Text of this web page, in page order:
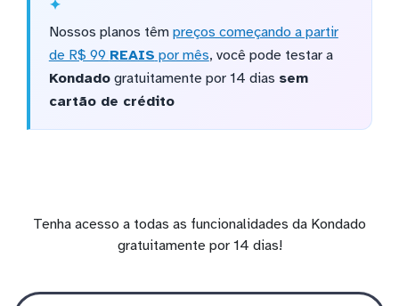
Nossos planos têm preços começando a partir
de R$ 99 REAIS por mês, você pode testar a
Kondadogratuitamente por 14 dias sem
cartão de crédito
Tenha acesso a todas as funcionalidades da Kondado
gratuitamente por 14 dias!